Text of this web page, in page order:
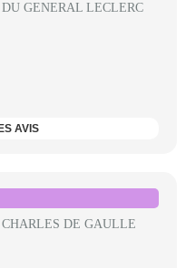
DU GENERAL LECLERC
AVIS
CHARLES DE GAULLE